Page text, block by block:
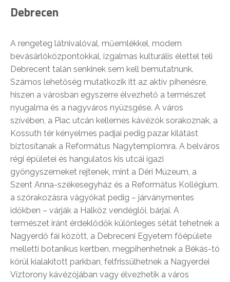
Debrecen
A rengeteg látnivalóval, műemlékkel, modern
bevásárlóközpontokkal, izgalmas kulturális élettel teli
Debrecent talán senkinek sem kell bemutatnunk.
Számos lehetőség mutatkozik itt az aktív pihenésre,
hiszen a városban egyszerre élvezhető a természet
nyugalma és a nagyváros nyüzsgése. A város
szívében, a Piac utcán kellemes kávézók sorakoznak, a
Kossuth tér kényelmes padjai pedig pazar kilátást
biztosítanak a Református Nagytemplomra. A belváros
régi épületei és hangulatos kis utcái igazi
gyöngyszemeket rejtenek, mint a Déri Múzeum, a
Szent Anna-székesegyház és a Református Kollégium,
a szórakozásra vágyókat pedig – járványmentes
időkben – várják a Halköz vendéglői, bárjai. A
természet iránt érdeklődők különleges sétát tehetnek a
Nagyerdő fái között, a Debreceni Egyetem főépülete
melletti botanikus kertben, megpihenhetnek a Békás-tó
körül kialakított parkban, felfrissülhetnek a Nagyerdei
Víztorony kávézójában vagy élvezhetik a város